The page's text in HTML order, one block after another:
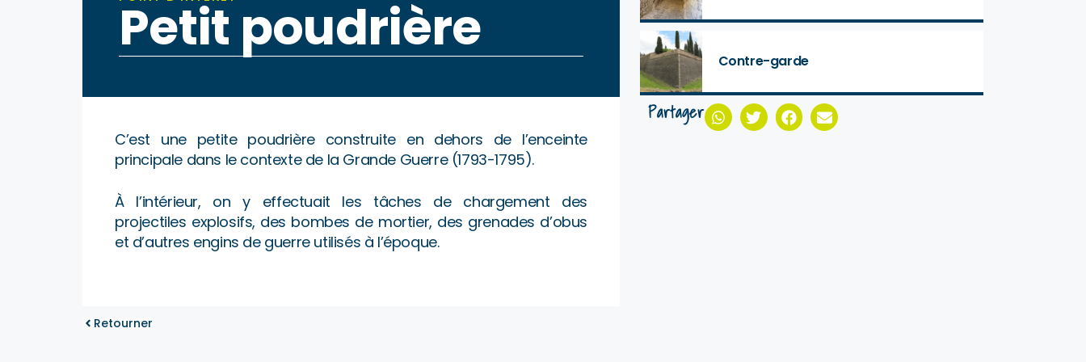
Petit poudrière
C’est une petite poudrière construite en dehors de l’enceinte
principale dans le contexte de la Grande Guerre (1793-1795).
À l’intérieur, on y effectuait les tâches de chargement des
projectiles explosifs, des bombes de mortier, des grenades d’obus
et d’autres engins de guerre utilisés à l’époque.
Contre-garde
Partager
Retourner